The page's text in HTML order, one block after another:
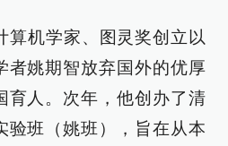
算机学家、图灵奖创立以
者姚期智放弃国外的优厚
育人。次年，他创办了清
验班（姚班），旨在从本